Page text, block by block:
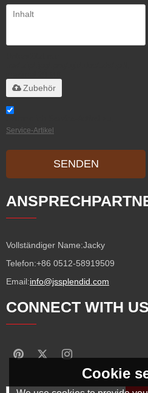
Zubehör
Service-Artikel
SENDEN
Vollständiger Name:Jacky
Telefon:+86 0512-58919509
Email:info@jssplendid.com
CONNECT WITH US
Cookie